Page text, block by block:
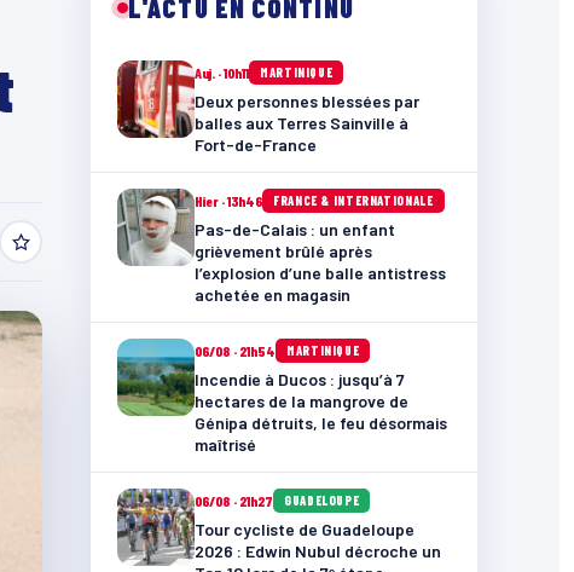
L'ACTU EN CONTINU
Auj. · 10h11 MARTINIQUE
Deux personnes blessées par
balles aux Terres Sainville à
Fort-de-France
Hier · 13h46 FRANCE & INTERNATIONALE
Pas-de-Calais : un enfant
grièvement brûlé après
l’explosion d’une balle antistress
achetée en magasin
06/08 · 21h54 MARTINIQUE
Incendie à Ducos : jusqu’à 7
hectares de la mangrove de
Génipa détruits, le feu désormais
maîtrisé
06/08 · 21h27 GUADELOUPE
Tour cycliste de Guadeloupe
2026 : Edwin Nubul décroche un